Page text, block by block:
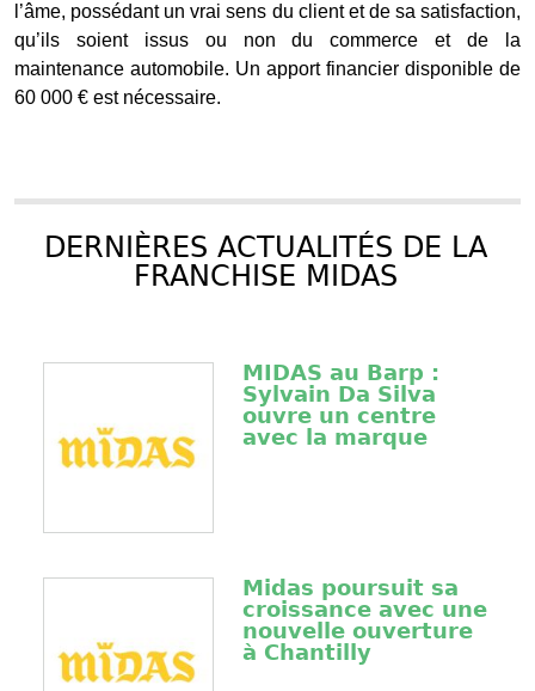
l’âme, possédant un vrai sens du client et de sa satisfaction,
qu’ils soient issus ou non du commerce et de la
maintenance automobile. Un apport financier disponible de
60 000 € est nécessaire.
DERNIÈRES ACTUALITÉS DE LA
FRANCHISE MIDAS
MIDAS au Barp :
Sylvain Da Silva
ouvre un centre
avec la marque
Midas poursuit sa
croissance avec une
nouvelle ouverture
à Chantilly